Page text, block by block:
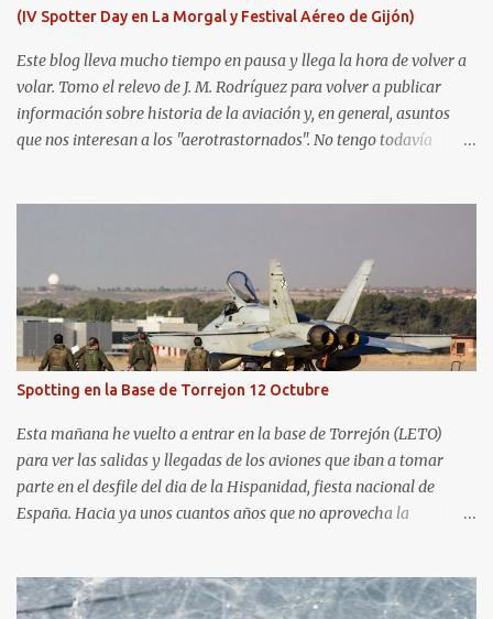
(IV Spotter Day en La Morgal y Festival Aéreo de Gijón)
Este blog lleva mucho tiempo en pausa y llega la hora de volver a
volar. Tomo el relevo de J. M. Rodríguez para volver a publicar
información sobre historia de la aviación y, en general, asuntos
que nos interesan a los "aerotrastornados". No tengo todavía
Aerospotters Principado a una genial sesión fotográfica en el
aeródromo de La Morgal (todavía no he tenido tiempo de
procesar esas imágenes). Al día siguiente, asistí al Festival Aéreo de
Gijón . He aquí algunas de las tomas que realicé este pasado
domingo.
Spotting en la Base de Torrejon 12 Octubre
Esta mañana he vuelto a entrar en la base de Torrejón (LETO)
para ver las salidas y llegadas de los aviones que iban a tomar
parte en el desfile del dia de la Hispanidad, fiesta nacional de
España. Hacia ya unos cuantos años que no aprovecha la
cercano en la senda de aterrizaje) pero... no es lo mismo :-) La cita